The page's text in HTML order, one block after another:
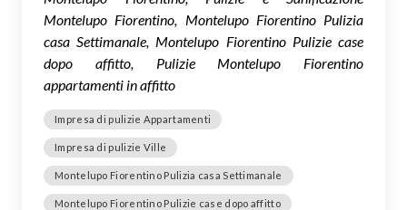
Montelupo Fiorentino, Montelupo Fiorentino Pulizia
casa Settimanale, Montelupo Fiorentino Pulizie case
dopo affitto, Pulizie Montelupo Fiorentino
appartamenti in affitto
Impresa di pulizie Appartamenti
Impresa di pulizie Ville
Montelupo Fiorentino Pulizia casa Settimanale
Montelupo Fiorentino Pulizie case dopo affitto